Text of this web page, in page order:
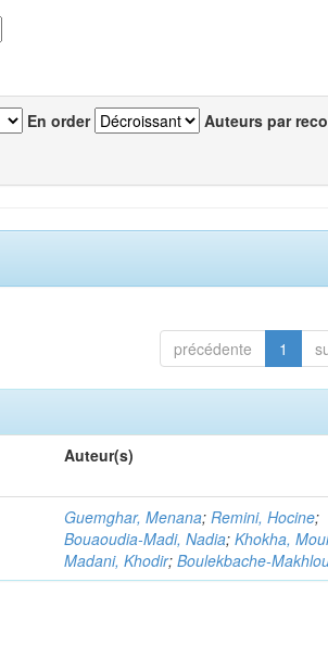
En order Auteurs par
précédente 1
Auteur(s)
Guemghar, Menana;Remini, Hocine;
Bouaoudia-Madi, Nadia;Khokha,
Madani, Khodir;Boulekbache-